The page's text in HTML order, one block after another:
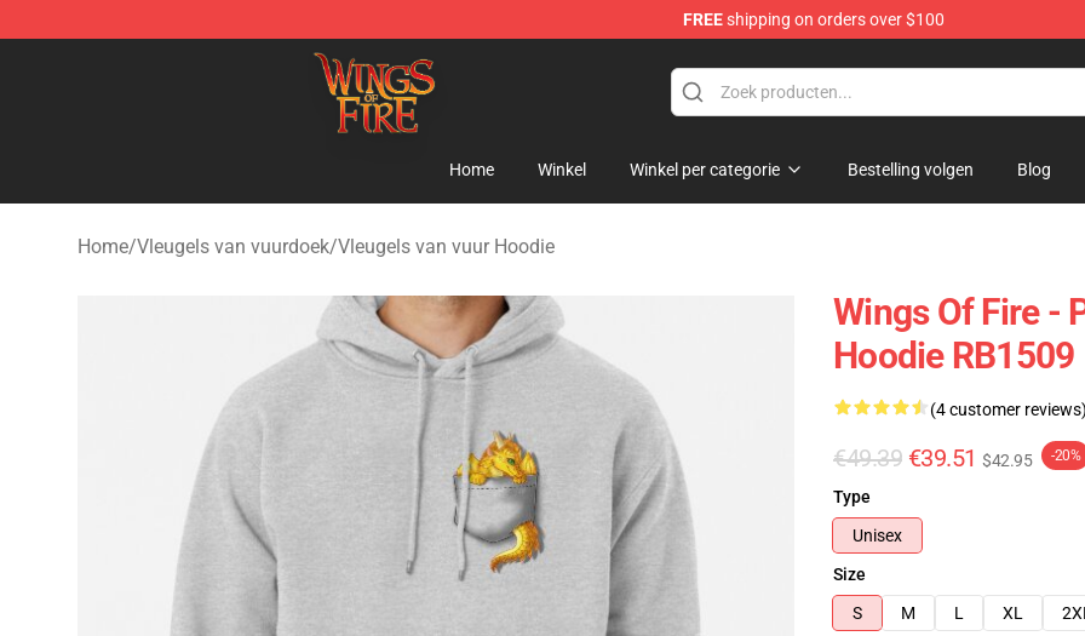
FREEshipping on orders over $100
Wings of Fire Shop - Official Wings of Fire Merchandise Store
Home Winkel Winkel per categorie Bestelling volgen Blog
Home/Vleugels van vuurdoek/Vleugels van vuur Hoodie
Wings Of Fire -
Hoodie RB1509
(4 customer reviews)
€49.39 €39.51 $42.95 -20%
Type
Unisex
Size
S
M L XL 2XL